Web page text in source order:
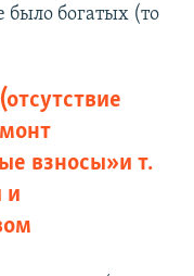
было богатых (то
взносы» и т.
и